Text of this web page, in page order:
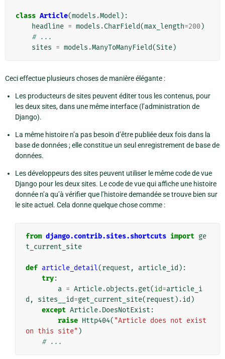
class Article(models .Model ):
headline = models .CharField(max_length=200)
# ...
sites = models .ManyToManyField(Site)
Ceci effectue plusieurs choses de manière élégante :
Les producteurs de sites peuvent éditer tous les contenus, pour
les deux sites, dans une même interface (l’administration de
Django).
La même histoire n’a pas besoin d’être publiée deux fois dans la
base de données ; elle constitue un seul enregistrement de base de
données.
Les développeurs des sites peuvent utiliser le même code de vue
Django pour les deux sites. Le code de vue qui affiche une histoire
donnée n’a qu’à vérifier que l’histoire demandée se trouve bien sur
le site actuel. Cela donne quelque chose comme :
from django.contrib.sites.shortcuts import ge
t_current_site
def article_detail(request , article_id ):
try:
a = Article.objects .get(id=article_i
d , sites__id=get_current_site(request ) .id )
except Article.DoesNotExist :
raise Http404( "Article does not exist
on this site" )
# ...